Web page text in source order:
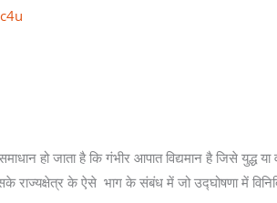
हो जाता है कि गंभीर आपात विद्यमान है जिसे युद्ध
राज्यक्षेत्र के ऐसे भाग के संबंध में जो उद्घोषणा में